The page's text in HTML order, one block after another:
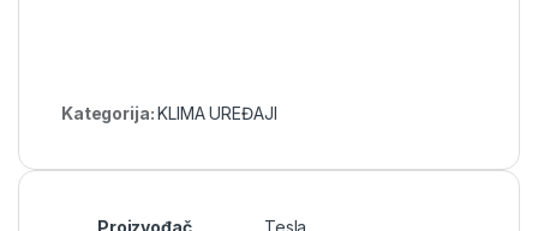
Kategorija:KLIMA UREĐAJI
Proizvođač Tesla